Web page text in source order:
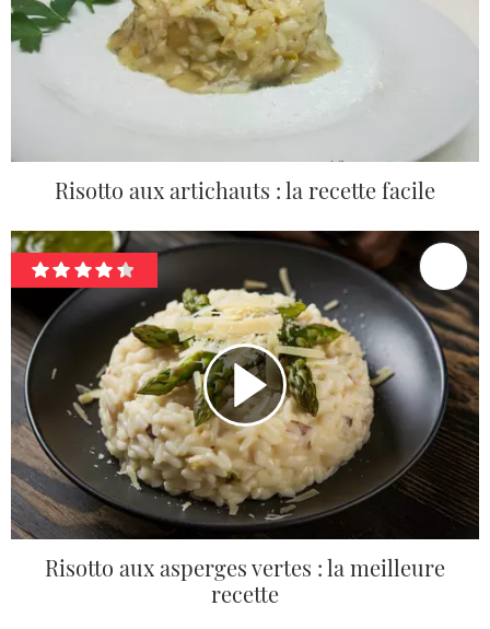
Risotto aux artichauts : la recette facile
Risotto aux asperges vertes : la meilleure
recette